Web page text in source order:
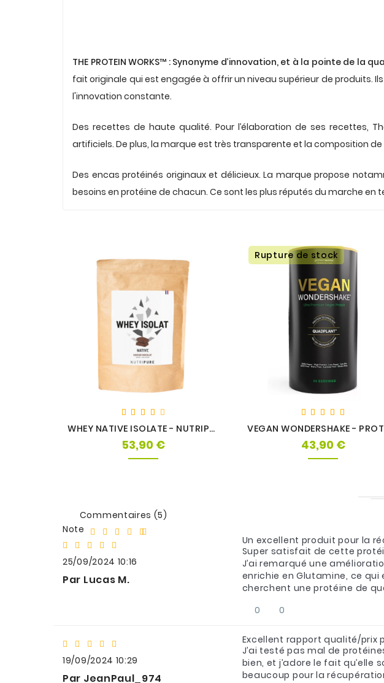
THE PROTEIN WORKS™ : Synonyme d’innovation, et à la pointe de la
fait originale qui est engagée à offrir un niveau supérieur de produits.
l'innovation constante.
Des recettes de haute qualité. Pour l’élaboration de ses recettes,
artificiels. De plus, la marque est très transparente et la composition
Des encas protéinés originaux et délicieux. La marque propose
besoins en protéine de chacun. Ce sont les plus réputés du marche en
WHEY NATIVE ISOLATE - NUTRIPURE
53,90 €Prix
Rupture de stock
43,90 €Prix
Commentaires (5)
Note
25/09/2024 10:16
Par Lucas M.
Un excellent produit pour la
Super satisfait de cette
J’ai remarqué une
enrichie en Glutamine, ce qui
cherchent une protéine de
0
0
19/09/2024 10:29
Par JeanPaul_974
Excellent rapport qualité/prix
J’ai testé pas mal de
bien, et j’adore le fait qu’elle
beaucoup pour la